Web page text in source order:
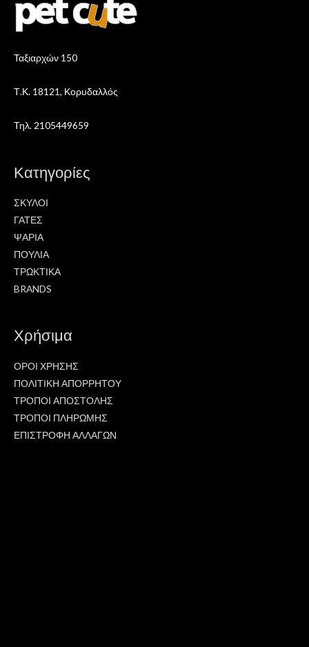
Ταξιαρχών 150
Τ.Κ. 18121, Κορυδαλλός
Τηλ. 2105449659
Κατηγορίες
ΣΚΥΛΟΙ
ΓΑΤΕΣ
ΨΑΡΙΑ
ΠΟΥΛΙΑ
ΤΡΩΚΤΙΚΑ
BRANDS
Χρήσιμα
ΟΡΟΙ ΧΡΗΣΗΣ
ΠΟΛΙΤΙΚΗ ΑΠΟΡΡΗΤΟΥ
ΤΡΟΠΟΙ ΑΠΟΣΤΟΛΗΣ
ΤΡΟΠΟΙ ΠΛΗΡΩΜΗΣ
ΕΠΙΣΤΡΟΦΗ ΑΛΛΑΓΩΝ